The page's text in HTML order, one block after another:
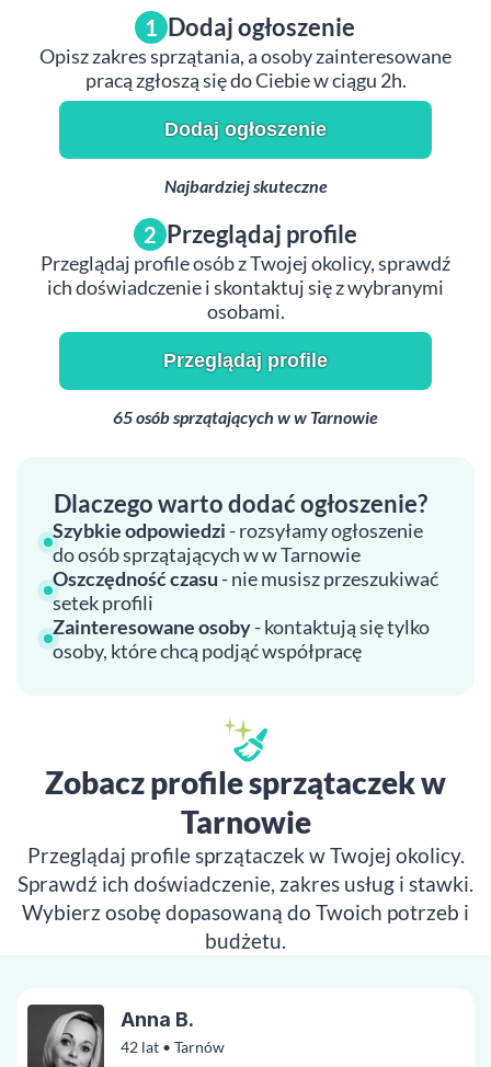
1 Dodaj ogłoszenie
Opisz zakres sprzątania, a osoby zainteresowane
pracą zgłoszą się do Ciebie w ciągu 2h.
Dodaj ogłoszenie
Najbardziej skuteczne
2 Przeglądaj profile
Przeglądaj profile osób z Twojej okolicy, sprawdź
ich doświadczenie i skontaktuj się z wybranymi
osobami.
Przeglądaj profile
65 osób sprzątających w w Tarnowie
Dlaczego warto dodać ogłoszenie?
Szybkie odpowiedzi - rozsyłamy ogłoszenie
do osób sprzątających w w Tarnowie
Oszczędność czasu - nie musisz przeszukiwać
setek profili
Zainteresowane osoby- kontaktują się tylko
osoby, które chcą podjąć współpracę
Zobacz profile sprzątaczek w
Tarnowie
Przeglądaj profile sprzątaczek w Twojej okolicy.
Sprawdź ich doświadczenie, zakres usług i stawki.
Wybierz osobę dopasowaną do Twoich potrzeb i
budżetu.
42 lat • Tarnów
Anna B.